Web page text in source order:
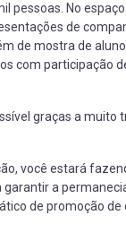
pessoas. No
de
de mostra de
com participação
graças a muito
você estará
a
de promoção de